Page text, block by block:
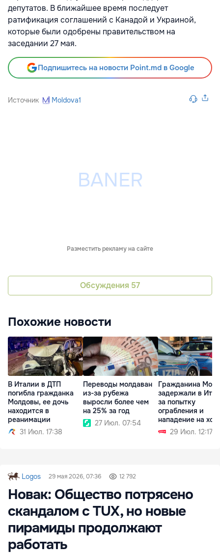
депутатов. В ближайшее время последует
ратификация соглашений с Канадой и Украиной,
которые были одобрены правительством на
заседании 27 мая.
Подпишитесь на новости Point.md в Google
Источник Moldova1
Разместить рекламу на сайте
Обсуждения 57
Похожие новости
В Италии в ДТП
погибла гражданка
Молдовы, ее дочь
находится в
реанимации
31 Июл. 17:38
Переводы молдаван
из-за рубежа
выросли более чем
на 25% за год
27 Июл. 07:54
Гражданина
задержали в
за попытку
ограбления и
нападение на
29 Июл. 12:17
Logos 29 мая 2026, 07:36 12 792
Новак: Общество потрясено
скандалом с TUX, но новые
пирамиды продолжают
работать